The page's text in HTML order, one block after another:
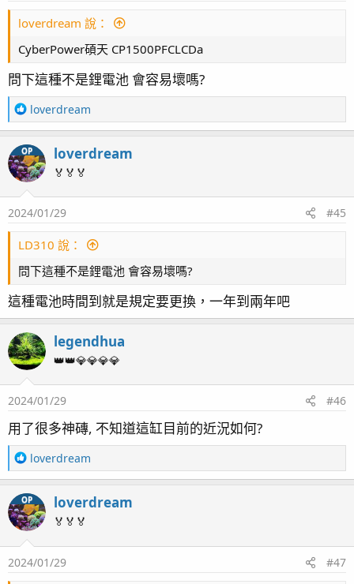
2023/06/06 訂購的紅海滑動控制面板來了，滴定終於有
家了，空間不多要有效利用！
：
loverdream 說：
CyberPower碩天 CP1500PFCLCDa
問下這種不是鋰電池 會容易壞嗎?
R
e
c
t
i
o
n
：
loverdream
OP loverdream
🏅🏅🏅
2024/01/29 #45
LD310 說：
問下這種不是鋰電池 會容易壞嗎?
這種電池時間到就是規定要更換，一年到兩年吧
legendhua
👑👑💎💎💎💎
2024/01/29 #46
用了很多神磚, 不知道這缸目前的近況如何?
R
e
c
t
i
o
n
loverdream
OP loverdream
🏅🏅🏅
2024/01/29 #47